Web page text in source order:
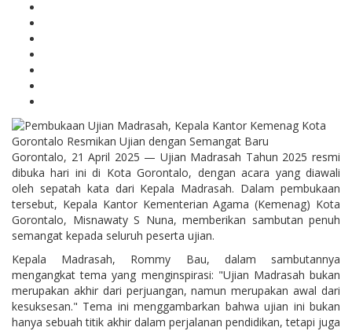
Gorontalo, 21 April 2025 — Ujian Madrasah Tahun 2025 resmi
dibuka hari ini di Kota Gorontalo, dengan acara yang diawali
oleh sepatah kata dari Kepala Madrasah. Dalam pembukaan
tersebut, Kepala Kantor Kementerian Agama (Kemenag) Kota
Gorontalo, Misnawaty S Nuna, memberikan sambutan penuh
semangat kepada seluruh peserta ujian.
Kepala Madrasah, Rommy Bau, dalam sambutannya
mengangkat tema yang menginspirasi: "Ujian Madrasah bukan
merupakan akhir dari perjuangan, namun merupakan awal dari
kesuksesan." Tema ini menggambarkan bahwa ujian ini bukan
hanya sebuah titik akhir dalam perjalanan pendidikan, tetapi juga